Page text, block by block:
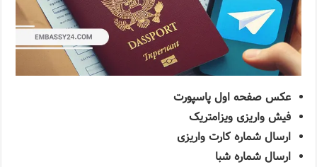
عکس صفحه اول پاسپورت
فیش واریزی ویزامتریک
ارسال شماره کارت واریزی
ارسال شماره شبا